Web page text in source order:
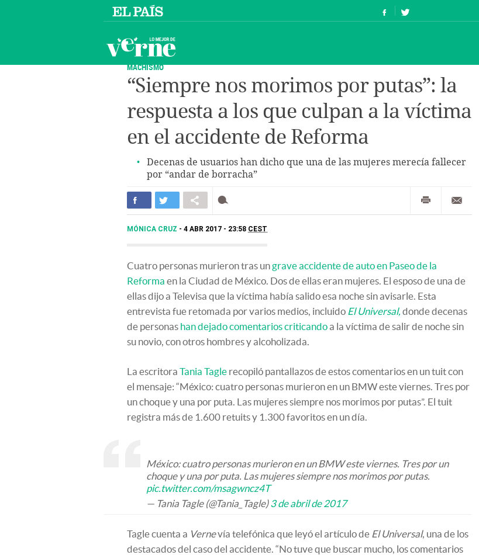
MACHISMO
“Siempre nos morimos por putas”: la
respuesta a los que culpan a la víctima
en el accidente de Reforma
Decenas de usuarios han dicho que una de las mujeres merecía fallecer
por “andar de borracha”
MÓNICA CRUZ 4 ABR 2017 - 23:58 CEST
Cuatro personas murieron tras un grave accidente de auto en Paseo de la
Reforma en la Ciudad de México. Dos de ellas eran mujeres. El esposo de una de
ellas dijo a Televisa que la víctima había salido esa noche sin avisarle. Esta
entrevista fue retomada por varios medios, incluido El Universal, donde decenas
de personas han dejado comentarios criticandoa la víctima de salir de noche sin
su novio, con otros hombres y alcoholizada.
La escritora Tania Tagle recopiló pantallazos de estos comentarios en un tuit con
el mensaje: “México: cuatro personas murieron en un BMW este viernes. Tres por
un choque y una por puta. Las mujeres siempre nos morimos por putas”. El tuit
registra más de 1.600 retuits y 1.300 favoritos en un día.
México: cuatro personas murieron en un BMW este viernes. Tres por un
choque y una por puta. Las mujeres siempre nos morimos por putas.
pic.twitter.com/msagwncz4T
— Tania Tagle (@Tania_Tagle)3 de abril de 2017
Tagle cuenta a Vernevía telefónica que leyó el artículo de El Universal, una de los
destacados del caso del accidente. “No tuve que buscar mucho, los comentarios